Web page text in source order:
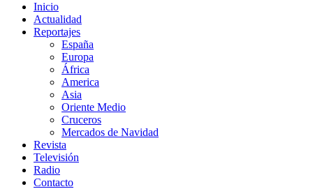
Inicio
Actualidad
Reportajes
España
Europa
África
America
Asia
Oriente Medio
Cruceros
Mercados de Navidad
Revista
Televisión
Radio
Contacto